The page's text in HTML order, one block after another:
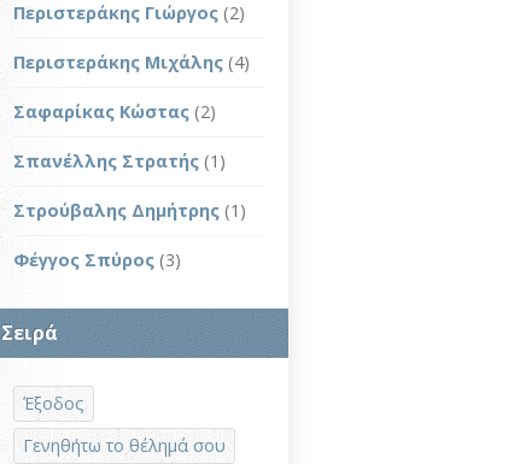
Περιστεράκης Γιώργος (2)
Περιστεράκης Μιχάλης (4)
Σαφαρίκας Κώστας (2)
Σπανέλλης Στρατής (1)
Στρούβαλης Δημήτρης (1)
Φέγγος Σπύρος (3)
Σειρά
Έξοδος
Γενηθήτω το θέλημά σου